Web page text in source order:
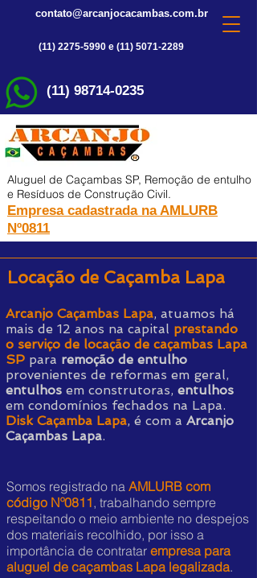
contato@arcanjocacambas.com.br
(11) 2275-5990 e (11) 5071-2289
(11) 98714-0235
Aluguel de Caçambas SP, Remoção de entulho
e Resíduos de Construção Civil.
Empresa cadastrada na AMLURB
Nº0811
Locação de Caçamba Lapa
Arcanjo Caçambas Lapa, atuamos há
mais de 12 anos na capital prestando
o serviço de locação de caçambas Lapa
SP para remoção de entulho
provenientes de reformas em geral,
entulhos em construtoras, entulhos
em condomínios fechados na Lapa.
Disk Caçamba Lapa, é com a Arcanjo
Caçambas Lapa.
Somos registrado na AMLURB com
código Nº0811, trabalhando sempre
respeitando o meio ambiente no despejos
dos materiais recolhido, por isso a
importância de contratar empresa para
aluguel de caçambas Lapa legalizada.